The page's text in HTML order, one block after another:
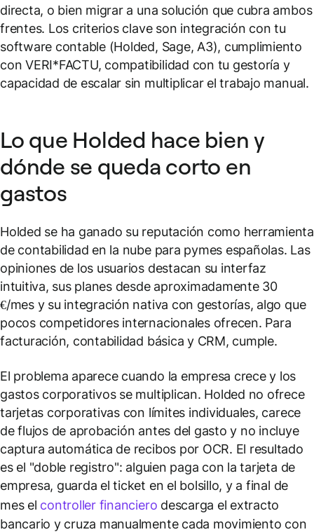
directa, o bien migrar a una solución que cubra ambos
frentes. Los criterios clave son integración con tu
software contable (Holded, Sage, A3), cumplimiento
con VERI*FACTU, compatibilidad con tu gestoría y
capacidad de escalar sin multiplicar el trabajo manual.
Lo que Holded hace bien y
dónde se queda corto en
gastos
Holded se ha ganado su reputación como herramienta
de contabilidad en la nube para pymes españolas. Las
opiniones de los usuarios destacan su interfaz
intuitiva, sus planes desde aproximadamente 30
€/mes y su integración nativa con gestorías, algo que
pocos competidores internacionales ofrecen. Para
facturación, contabilidad básica y CRM, cumple.
El problema aparece cuando la empresa crece y los
gastos corporativos se multiplican. Holded no ofrece
tarjetas corporativas con límites individuales, carece
de flujos de aprobación antes del gasto y no incluye
captura automática de recibos por OCR. El resultado
es el "doble registro": alguien paga con la tarjeta de
empresa, guarda el ticket en el bolsillo, y a final de
mes el controller financiero descarga el extracto
bancario y cruza manualmente cada movimiento con